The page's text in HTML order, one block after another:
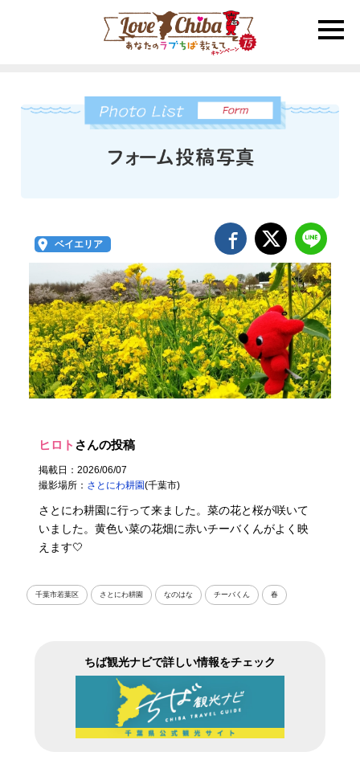
toggle
ベイエリア
ヒロト さんの投稿
掲載日：2026/06/07
撮影場所： さとにわ耕園(千葉市)
さとにわ耕園に行って来ました。菜の花と桜が咲いて
いました。黄色い菜の花畑に赤いチーバくんがよく映
えます🤍
千葉市若葉区 さとにわ耕園 なのはな チーバくん 春
ちば観光ナビで詳しい情報をチェック